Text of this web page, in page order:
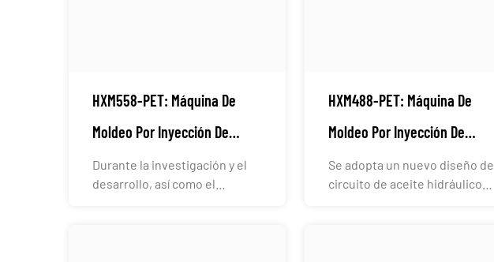
HXM558-PET: Máquina De
Moldeo Por Inyección De
Preformas De PET
Durante la investigación y el
desarrollo, así como el
HXM488-PET: Máquina De
Moldeo Por Inyección De
Preformas De PET
Se adopta un nuevo diseño de
circuito de aceite hidráulico